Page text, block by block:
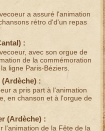
a assuré l'animation
rétrod'd'un repas
) :
avec son orgue de
de la commémoration
ligne Paris-Béziers.
(Ardèche) :
a pris part à l'animation
, en chanson et à l'orgue de
(Ardèche) :
l'animation de la Fête de la